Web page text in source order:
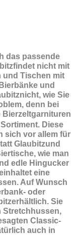
das passende
nicht mit
Tischen mit
und
wie Sie
denn bei
Bierzeltgarnituren
Diese
sich vor allem für
Glaubitzund
wie man
edle Hingucker
eine
Auf Wunsch
oder
Sie
Stretchhussen,
Classic-
auch in